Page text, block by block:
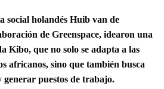
social holandés Huib van de
de Greenspace, idearon una
Kibo, que no solo se adapta a las
africanos, sino que también busca
puestos de trabajo.